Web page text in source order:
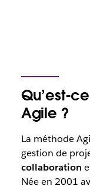
Qu’est-
Agile ?
La méthode
gestion de
collaboration
Née en 2001